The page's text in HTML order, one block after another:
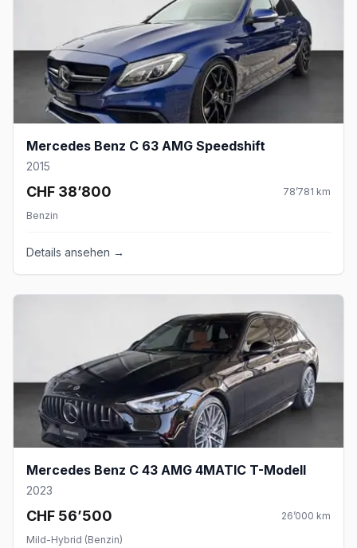
Mercedes Benz C 63 AMG Speedshift
2015
CHF 38’800 78’781 km
Benzin
Details ansehen →
Mercedes Benz C 43 AMG 4MATIC T-Modell
2023
CHF 56’500 26’000 km
Mild-Hybrid (Benzin)